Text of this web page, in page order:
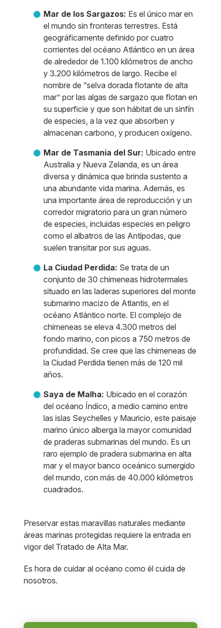
Mar de los Sargazos: Es el único mar en
el mundo sin fronteras terrestres. Está
geográficamente definido por cuatro
corrientes del océano Atlántico en un área
de alrededor de 1.100 kilómetros de ancho
y 3.200 kilómetros de largo. Recibe el
nombre de “selva dorada flotante de alta
mar” por las algas de sargazo que flotan en
su superficie y que son hábitat de un sinfín
de especies, a la vez que absorben y
almacenan carbono, y producen oxígeno.
Mar de Tasmania del Sur: Ubicado entre
Australia y Nueva Zelanda, es un área
diversa y dinámica que brinda sustento a
una abundante vida marina. Además, es
una importante área de reproducción y un
corredor migratorio para un gran número
de especies, incluidas especies en peligro
como el albatros de las Antípodas, que
suelen transitar por sus aguas.
La Ciudad Perdida: Se trata de un
conjunto de 30 chimeneas hidrotermales
situado en las laderas superiores del monte
submarino macizo de Atlantis, en el
océano Atlántico norte. El complejo de
chimeneas se eleva 4.300 metros del
fondo marino, con picos a 750 metros de
profundidad. Se cree que las chimeneas de
la Ciudad Perdida tienen más de 120 mil
años.
Saya de Malha: Ubicado en el corazón
del océano Índico, a medio camino entre
las islas Seychelles y Mauricio, este paisaje
marino único alberga la mayor comunidad
de praderas submarinas del mundo. Es un
raro ejemplo de pradera submarina en alta
mar y el mayor banco oceánico sumergido
del mundo, con más de 40.000 kilómetros
cuadrados.
Preservar estas maravillas naturales mediante
áreas marinas protegidas requiere la entrada en
vigor del Tratado de Alta Mar.
Es hora de cuidar al océano como él cuida de
nosotros.